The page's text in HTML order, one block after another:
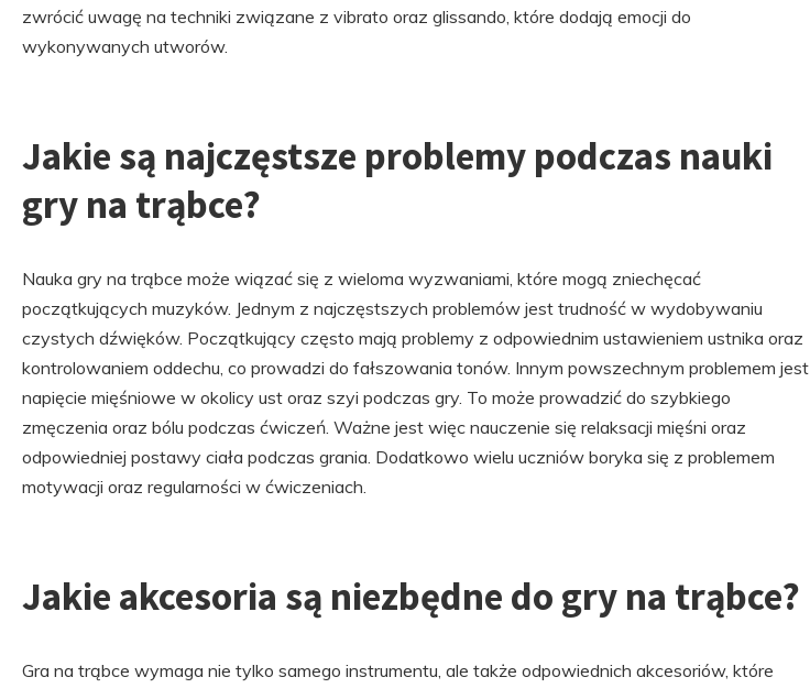
zwrócić uwagę na techniki związane z vibrato oraz glissando, które dodają emocji do
wykonywanych utworów.
Jakie są najczęstsze problemy podczas nauki
gry na trąbce?
Nauka gry na trąbce może wiązać się z wieloma wyzwaniami, które mogą zniechęcać
początkujących muzyków. Jednym z najczęstszych problemów jest trudność w wydobywaniu
czystych dźwięków. Początkujący często mają problemy z odpowiednim ustawieniem ustnika oraz
kontrolowaniem oddechu, co prowadzi do fałszowania tonów. Innym powszechnym problemem jest
napięcie mięśniowe w okolicy ust oraz szyi podczas gry. To może prowadzić do szybkiego
zmęczenia oraz bólu podczas ćwiczeń. Ważne jest więc nauczenie się relaksacji mięśni oraz
odpowiedniej postawy ciała podczas grania. Dodatkowo wielu uczniów boryka się z problemem
motywacji oraz regularności w ćwiczeniach.
Jakie akcesoria są niezbędne do gry na trąbce?
Gra na trąbce wymaga nie tylko samego instrumentu, ale także odpowiednich akcesoriów, które